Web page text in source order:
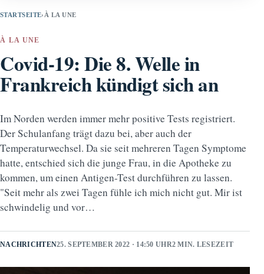
STARTSEITE› À LA UNE
À LA UNE
Covid-19: Die 8. Welle in
Frankreich kündigt sich an
Im Norden werden immer mehr positive Tests registriert.
Der Schulanfang trägt dazu bei, aber auch der
Temperaturwechsel. Da sie seit mehreren Tagen Symptome
hatte, entschied sich die junge Frau, in die Apotheke zu
kommen, um einen Antigen-Test durchführen zu lassen.
"Seit mehr als zwei Tagen fühle ich mich nicht gut. Mir ist
schwindelig und vor…
NACHRICHTEN25. SEPTEMBER 2022 · 14:50 UHR2 MIN. LESEZEIT